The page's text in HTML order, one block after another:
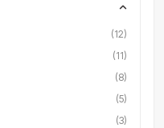
(12)
(11)
(8)
(5)
(3)